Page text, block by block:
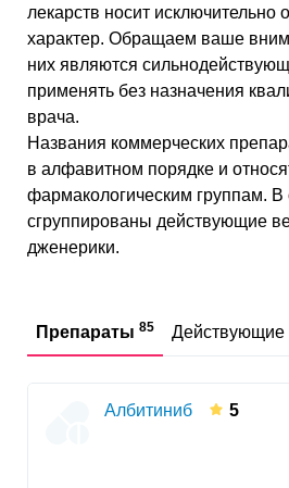
лекарств носит исключительно
характер. Обращаем ваше
них являются
применять без назначения
врача.
Названия коммерческих
в алфавитном порядке и
фармакологическим группам. В
сгруппированы действующие
дженерики.
Препараты 85 Действующие
Албитиниб 5